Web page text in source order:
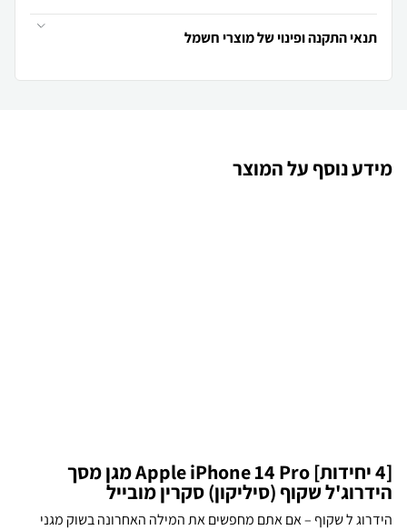
תנאי התקנה ופינוי של מוצרי חשמל
מידע נוסף על המוצר
[4 יחידות] Apple iPhone 14 Pro מגן מסך
הידרוג'ל שקוף (סיליקון) סקרין מובייל
הידרוג ל שקוף – אם אתם מחפשים את המילה האחרונה בשוק מגני